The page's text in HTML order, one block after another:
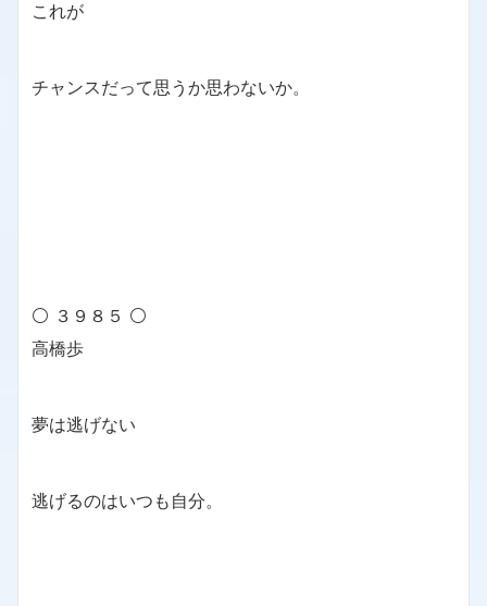
これが
チャンスだって思うか思わないか。
⚪ ３９８５ ⚪
高橋歩
夢は逃げない
逃げるのはいつも自分。